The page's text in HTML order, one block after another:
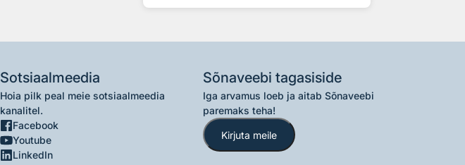
Sotsiaalmeedia
Hoia pilk peal meie sotsiaalmeedia
kanalitel.
Facebook
Youtube
LinkedIn
Sõnaveebi tagasiside
Iga arvamus loeb ja aitab Sõnaveebi
paremaks teha!
Kirjuta meile